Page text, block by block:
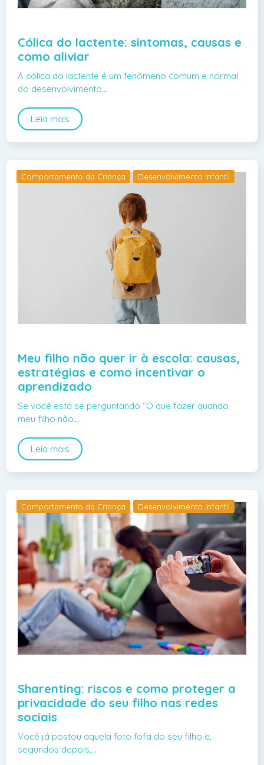
Cólica do lactente: sintomas, causas e
como aliviar
A cólica do lactente é um fenômeno comum e normal
do desenvolvimento…
Leia mais
Comportamento da Criança Desenvolvimento infantil
Meu filho não quer ir à escola: causas,
estratégias e como incentivar o
aprendizado
Se você está se perguntando “O que fazer quando
meu filho não…
Leia mais
Comportamento da Criança Desenvolvimento infantil
Sharenting: riscos e como proteger a
privacidade do seu filho nas redes
sociais
Você já postou aquela foto fofa do seu filho e,
segundos depois,…